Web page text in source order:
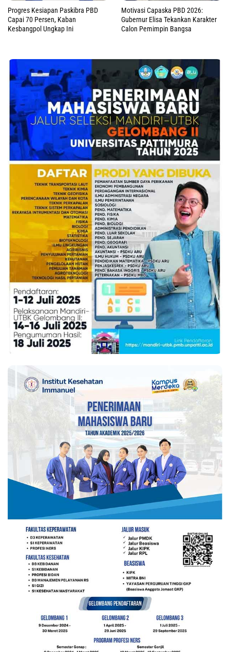
Progres Kesiapan Paskibra PBD
Capai 70 Persen, Kaban
Kesbangpol Ungkap Ini
Motivasi Capaska PBD 2026:
Gubernur Elisa Tekankan Karakter
Calon Pemimpin Bangsa